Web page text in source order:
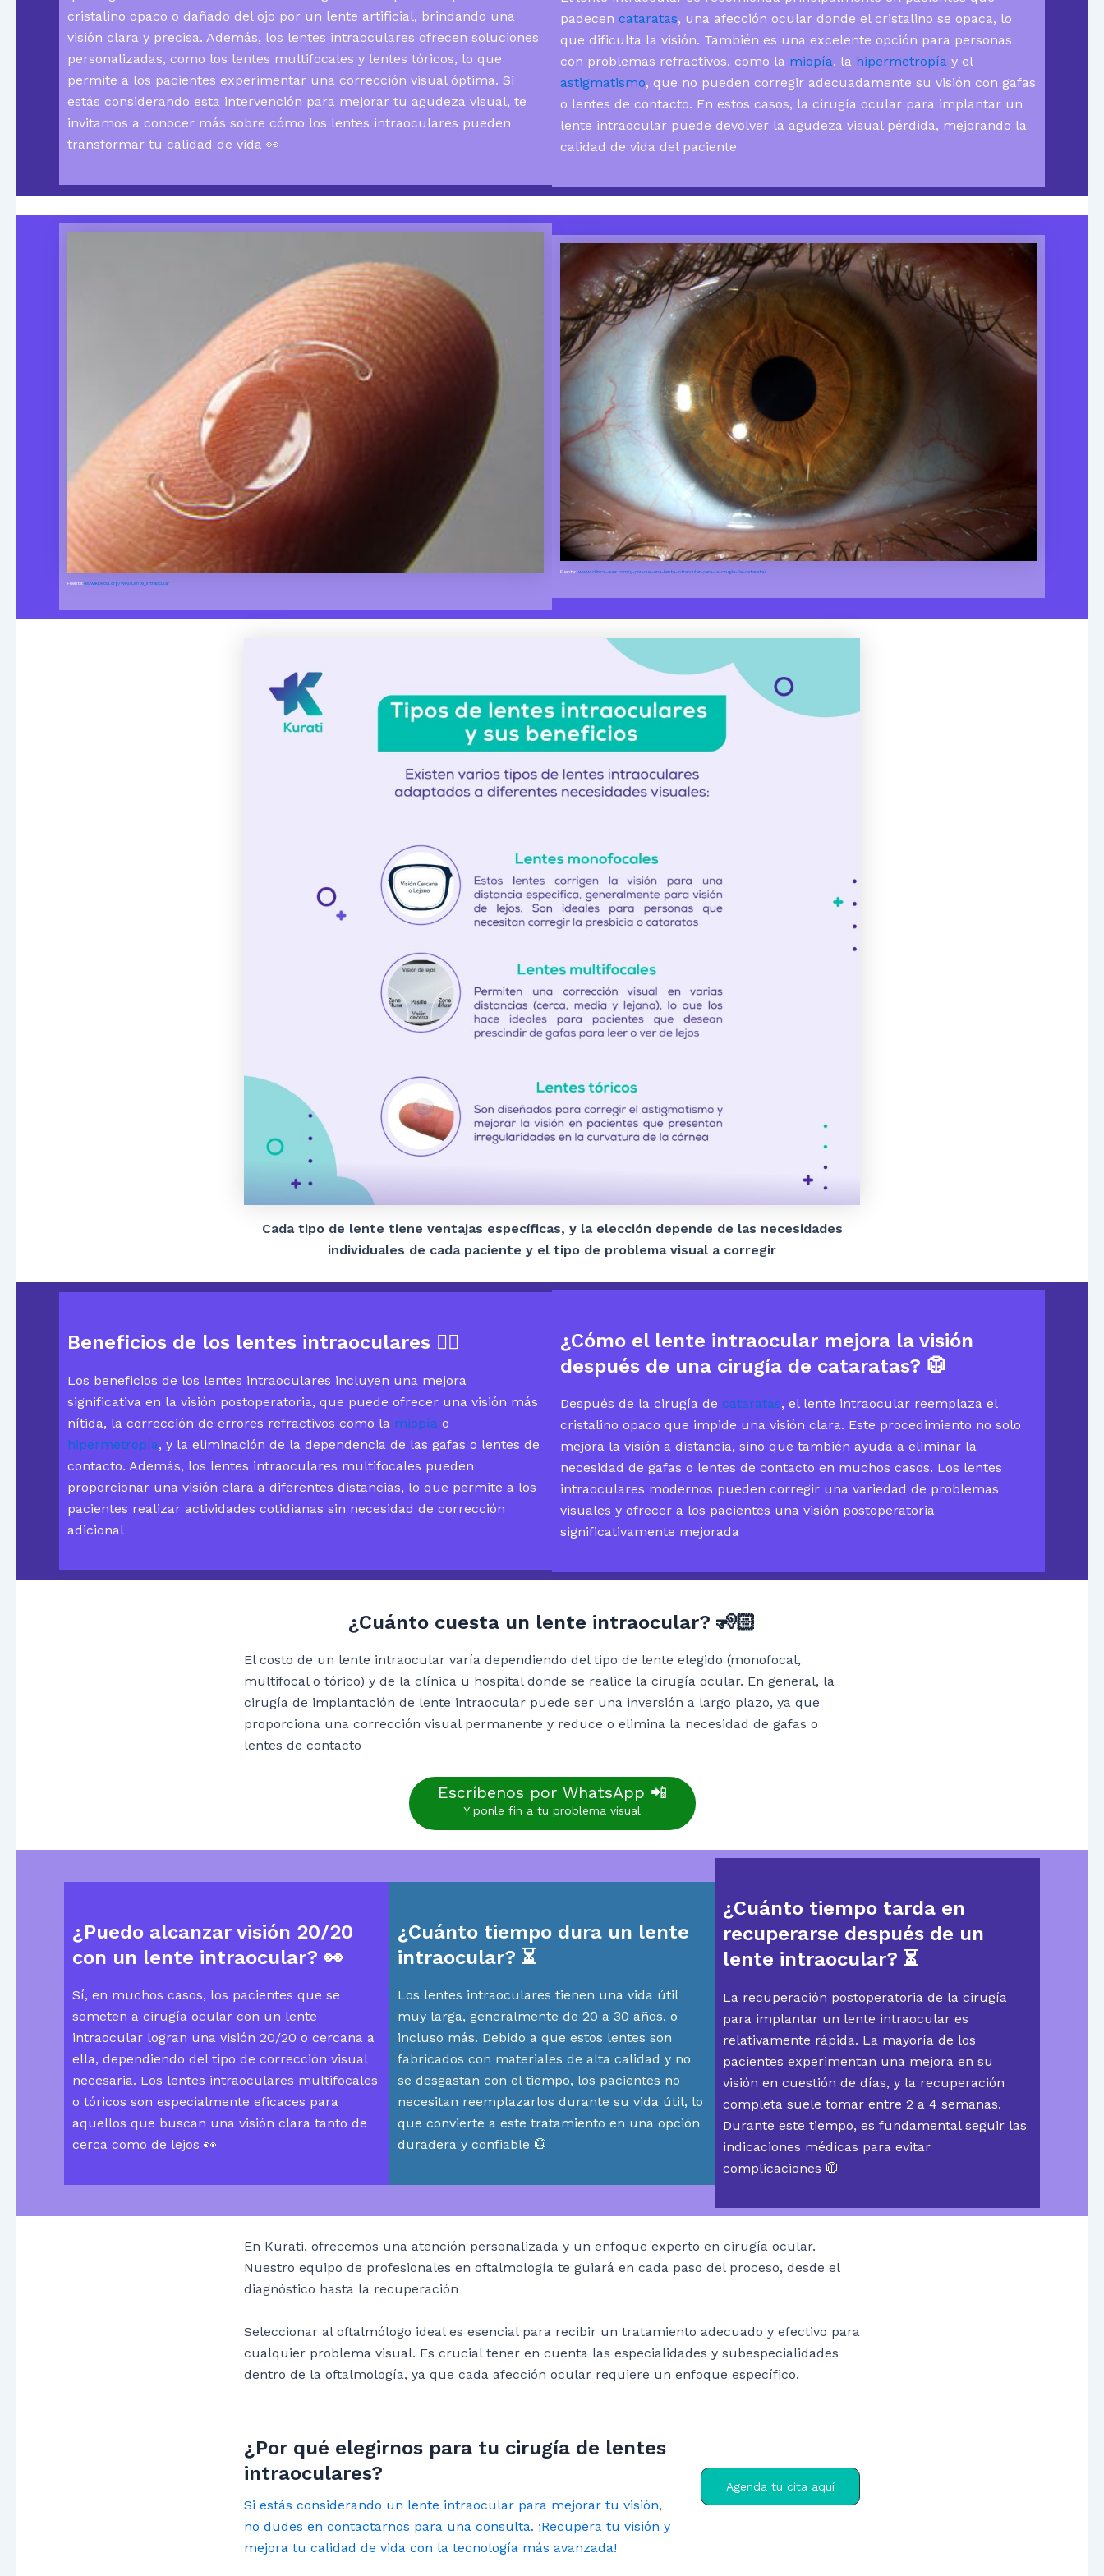
cristalino opaco o dañado del ojo por un lente artificial, brindando una
visión clara y precisa. Además, los lentes intraoculares ofrecen soluciones
personalizadas, como los lentes multifocales y lentes tóricos, lo que
permite a los pacientes experimentar una corrección visual óptima. Si
estás considerando esta intervención para mejorar tu agudeza visual, te
invitamos a conocer más sobre cómo los lentes intraoculares pueden
transformar tu calidad de vida 👀
padecen cataratas, una afección ocular donde el cristalino se opaca, lo
que dificulta la visión. También es una excelente opción para personas
con problemas refractivos, como la miopía, la hipermetropía y el
astigmatismo, que no pueden corregir adecuadamente su visión con gafas
o lentes de contacto. En estos casos, la cirugía ocular para implantar un
lente intraocular puede devolver la agudeza visual pérdida, mejorando la
calidad de vida del paciente
Fuente:es.wikipedia.org/wiki/Lente_intraocular
Fuente: www.clinica-aver.com/y-por-que-una-lente-intraocular-para-la-cirugia-de-catarata/
Cada tipo de lente tiene ventajas específicas, y la elección depende de las necesidades
individuales de cada paciente y el tipo de problema visual a corregir
Beneficios de los lentes intraoculares 👌🏻
Los beneficios de los lentes intraoculares incluyen una mejora
significativa en la visión postoperatoria, que puede ofrecer una visión más
nítida, la corrección de errores refractivos como la miopía o
hipermetropía, y la eliminación de la dependencia de las gafas o lentes de
contacto. Además, los lentes intraoculares multifocales pueden
proporcionar una visión clara a diferentes distancias, lo que permite a los
pacientes realizar actividades cotidianas sin necesidad de corrección
adicional
¿Cómo el lente intraocular mejora la visión
después de una cirugía de cataratas? 🥼
Después de la cirugía de cataratas, el lente intraocular reemplaza el
cristalino opaco que impide una visión clara. Este procedimiento no solo
mejora la visión a distancia, sino que también ayuda a eliminar la
necesidad de gafas o lentes de contacto en muchos casos. Los lentes
intraoculares modernos pueden corregir una variedad de problemas
visuales y ofrecer a los pacientes una visión postoperatoria
significativamente mejorada
¿Cuánto cuesta un lente intraocular? 🧏🏻
El costo de un lente intraocular varía dependiendo del tipo de lente elegido (monofocal,
multifocal o tórico) y de la clínica u hospital donde se realice la cirugía ocular. En general, la
cirugía de implantación de lente intraocular puede ser una inversión a largo plazo, ya que
proporciona una corrección visual permanente y reduce o elimina la necesidad de gafas o
lentes de contacto
Escríbenos por WhatsApp 📲
Y ponle fin a tu problema visual
¿Puedo alcanzar visión 20/20
con un lente intraocular? 👀
Sí, en muchos casos, los pacientes que se
someten a cirugía ocular con un lente
intraocular logran una visión 20/20 o cercana a
ella, dependiendo del tipo de corrección visual
necesaria. Los lentes intraoculares multifocales
o tóricos son especialmente eficaces para
aquellos que buscan una visión clara tanto de
cerca como de lejos 👀
¿Cuánto tiempo dura un lente
intraocular? ⏳
Los lentes intraoculares tienen una vida útil
muy larga, generalmente de 20 a 30 años, o
incluso más. Debido a que estos lentes son
fabricados con materiales de alta calidad y no
se desgastan con el tiempo, los pacientes no
necesitan reemplazarlos durante su vida útil, lo
que convierte a este tratamiento en una opción
duradera y confiable 🥼
¿Cuánto tiempo tarda en
recuperarse después de un
lente intraocular? ⏳
La recuperación postoperatoria de la cirugía
para implantar un lente intraocular es
relativamente rápida. La mayoría de los
pacientes experimentan una mejora en su
visión en cuestión de días, y la recuperación
completa suele tomar entre 2 a 4 semanas.
Durante este tiempo, es fundamental seguir las
indicaciones médicas para evitar
complicaciones 🥼
En Kurati, ofrecemos una atención personalizada y un enfoque experto en cirugía ocular.
Nuestro equipo de profesionales en oftalmología te guiará en cada paso del proceso, desde el
diagnóstico hasta la recuperación
Seleccionar al oftalmólogo ideal es esencial para recibir un tratamiento adecuado y efectivo para
cualquier problema visual. Es crucial tener en cuenta las especialidades y subespecialidades
dentro de la oftalmología, ya que cada afección ocular requiere un enfoque específico.
¿Por qué elegirnos para tu cirugía de lentes
intraoculares?
Si estás considerando un lente intraocular para mejorar tu visión,
no dudes en contactarnos para una consulta. ¡Recupera tu visión y
mejora tu calidad de vida con la tecnología más avanzada!
Agenda tu cita aquí